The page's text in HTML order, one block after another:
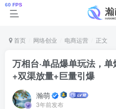
首页 网络创业 电商运营 正文
万相台·单品爆单玩法，
+双渠放量+巨量引爆
瀚萌
3年前发布